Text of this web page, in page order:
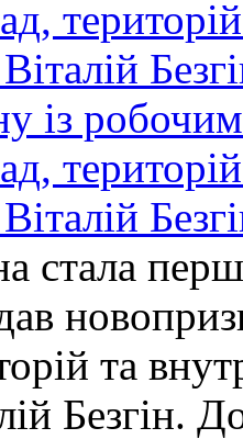
робочим
та
Безгін.